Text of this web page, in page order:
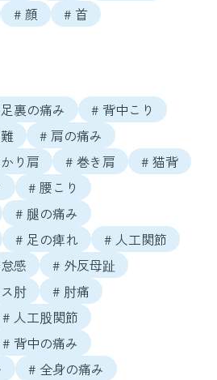
# 顔 # 首
裏の痛み
# 背中こり
# 肩の痛み
り肩 # 巻き肩
# 猫背
# 腰こり
# 腿の痛み
# 足の痺れ
# 人工関節
感
# 外反母趾
肘
# 肘痛
# 人工股関節
# 背中の痛み
# 全身の痛み